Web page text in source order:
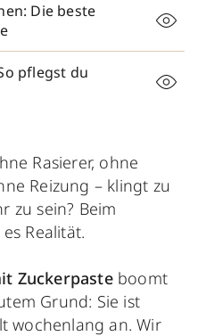
Die beste
pflegst du
Rasierer, ohne
Reizung – klingt zu
zu sein? Beim
Realität.
Zuckerpasteboomt
Grund: Sie ist
wochenlang an. Wir